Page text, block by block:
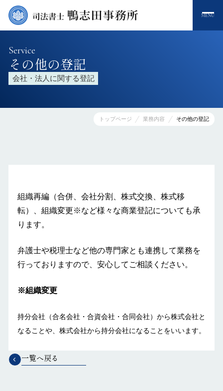
MENU
Service
その他の登記
会社・法人に関する登記
トップページ 業務内容 その他の登記
組織再編（合併、会社分割、株式交換、株式移
転）、組織変更※など様々な商業登記についても承
ります。
弁護士や税理士など他の専門家とも連携して業務を
行っておりますので、安心してご相談ください。
※組織変更
持分会社（合名会社・合資会社・合同会社）から株式会社と
なることや、株式会社から持分会社になることをいいます。
一覧へ戻る